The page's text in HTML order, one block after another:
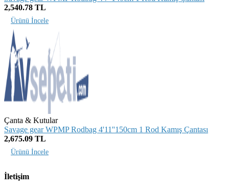
2,540.78 TL
Ürünü İncele
Çanta & Kutular
Savage gear WPMP Rodbag 4'11''150cm 1 Rod Kamış Çantası
2,675.09 TL
Ürünü İncele
İletişim